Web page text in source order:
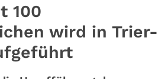
100
wird in Trier-